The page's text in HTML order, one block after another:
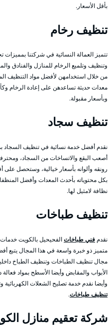
بأقل الأسعار.
تنظيف رخام
تتميز العمالة النسائية في شركتنا
وتنظيف وتلميع الرخام للمنازل والفنادق
من خلال استخدامهن لأفضل مواد التنظيف
معدات حديثة تساعدهن على إعادة الرخام
وبأسعار مقبولة.
تنظيف سجاد
نقدم أفضل خدمة نسائية في تنظيف السجاد
أصعب البقع والاتساخات من السجاد،
رونقه وألوانه بأسعار خيالية، وستحصل
بكل محتوياته بأحدث المعدات وأفضل
نظافة لامثيل لها.
تنظيف طباخات
نقدم فني طباخاتالفحيحيل بالكويت
متميز ذو خبرة واسعة في هذا المجال
مجال تنظيف الطباخات وتنظيف الطباخ
الأبواب والمقابض وأيضا الأسطح بمواد
وأيضا نقدم خدمة تصليح الشعلات الكهربائية
تنظيف طباخات.
شركة تعقيم منازل